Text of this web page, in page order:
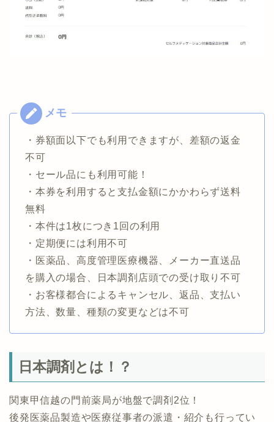
・券額面以下でも利用できますが、差額の返金
不可
・セール品にも利用可能！
・本券を利用すると支払金額にかかわらず送料
無料
・本件は1枚につき1回の利用
・定期便には利用不可
・医薬品、高度管理医療機器、メーカー直送品
を購入の場合、日本調剤店頭での受け取り不可
・お客様都合によるキャンセル、返品、支払い
方法、数量、種類の変更などは不可
日本調剤とは！？
関東甲信越の門前薬局が地盤で調剤2位！
後発医薬品製造や医療従事者の派遣・紹介も行ってい